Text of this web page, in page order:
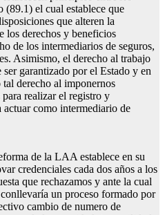
(89.1) el cual establece que
que alteren la
los derechos y beneficios
de los intermediarios de seguros,
Asimismo, el derecho al trabajo
garantizado por el Estado y en
tal derecho al imponernos
realizar el registro y
como intermediario de
de la LAA establece en su
credenciales cada dos años a los
que rechazamos y ante la cual
un proceso formado por
cambio de numero de